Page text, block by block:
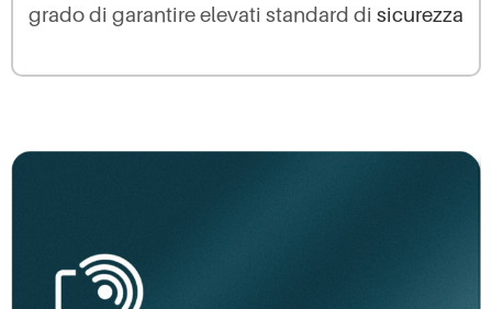
grado di garantire elevati standard di sicurezza